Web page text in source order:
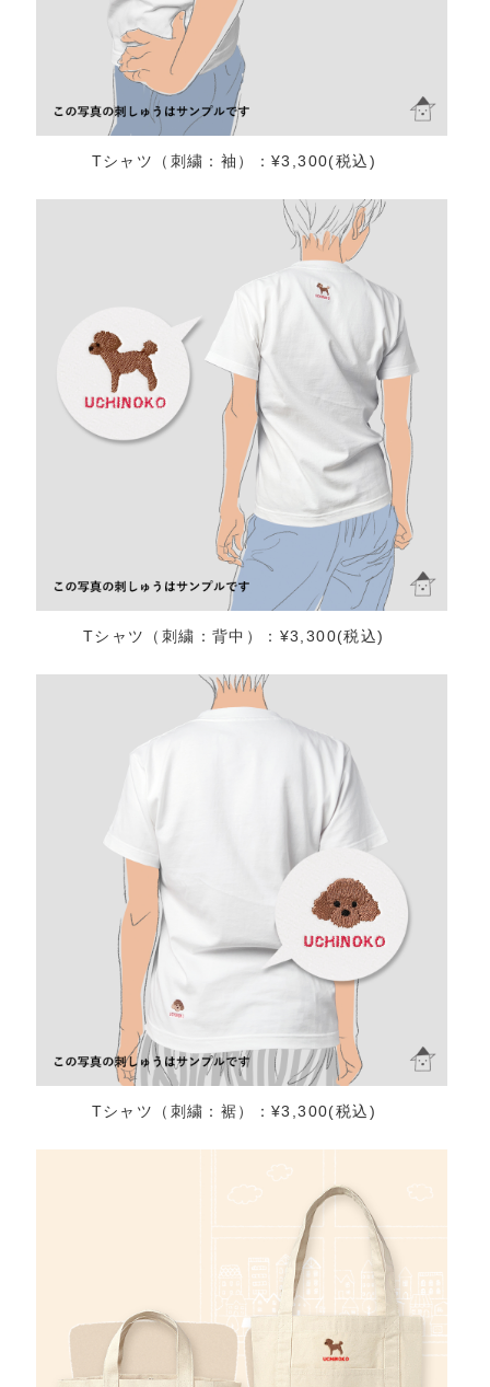
Tシャツ（刺繍：袖）：¥3,300(税込)
Tシャツ（刺繍：背中）：¥3,300(税込)
Tシャツ（刺繍：裾）：¥3,300(税込)